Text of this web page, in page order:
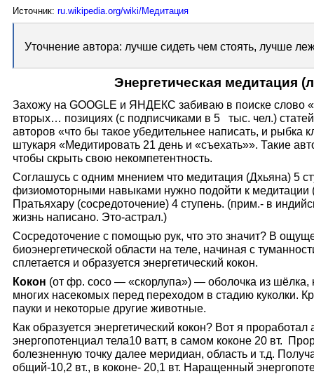
Источник: ru.wikipedia.org/wiki/Медитация
Уточнение автора: лучше сидеть чем стоять, лучше
Энергетическая медитация
Захожу на GOOGLE и ЯНДЕКС забиваю в поиске слово
вторых… позициях (с подписчиками в 5 тыс. чел.)
авторов «что бы такое убедительнее написать, и рыбка
штукаря «Медитировать 21 день и «съехать»». Такие
чтобы скрыть свою некомпетентность.
Соглашусь с одним мнением что медитация (Дхьяна) 5
физиомоторными навыками нужно подойти к медитации
Пратьяхару (сосредоточение) 4 ступень. (прим.- в
жизнь написано. Это-астрал.)
Сосредоточение с помощью рук, что это значит? В
биоэнергетической области на теле, начиная с
сплетается и образуется энергетический кокон.
Кокон (от фр. сосо — «скорлупа») — оболочка из шёлка,
многих насекомых перед переходом в стадию куколки.
пауки и некоторые другие животные.
Как образуется энергетический кокон? Вот я
энергопотенциал тела10 ватт, в самом коконе 20 вт.
болезненную точку далее меридиан, область и т.д.
общий-10,2 вт., в коконе- 20,1 вт. Наращенный